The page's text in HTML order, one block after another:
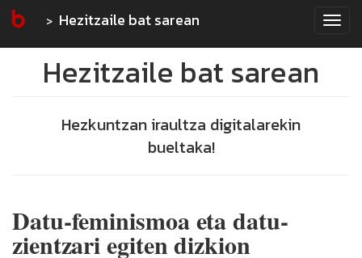
Hezitzaile bat sarean
Hezitzaile bat sarean
Hezkuntzan iraultza digitalarekin
bueltaka!
Datu-feminismoa eta datu-
zientzari egiten dizkion